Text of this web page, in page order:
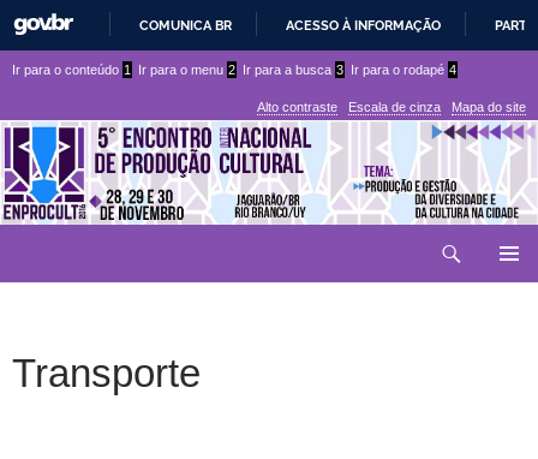
PARA
CONTEÚDO
COMUNICA BR ACESSO À INFORMAÇÃO
conteúdo
menu
superior
Ir para o conteúdo 1 Ir para o menu 2 Ir para a busca 3 Ir para o rodapé 4
Alto contraste Escala de cinza Mapa do site
Transporte